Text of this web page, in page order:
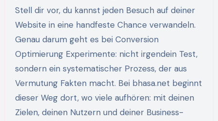
Stell dir vor, du kannst jeden Besuch auf deiner
Website in eine handfeste Chance verwandeln.
Genau darum geht es bei Conversion
Optimierung Experimente: nicht irgendein Test,
sondern ein systematischer Prozess, der aus
Vermutung Fakten macht. Bei bhasa.net beginnt
dieser Weg dort, wo viele aufhören: mit deinen
Zielen, deinen Nutzern und deiner Business-